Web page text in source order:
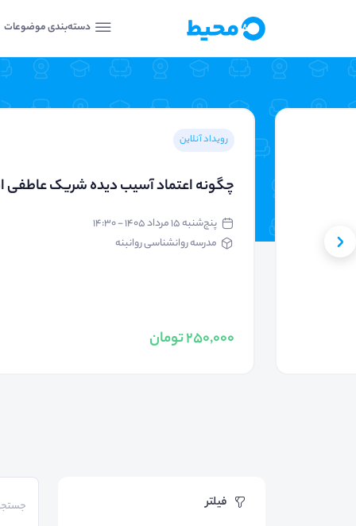
دسته‌بندی موضوعات
رویداد آنلاین
چگونه اعتماد آسیب دیده شریک عاطفی
پنج‌شنبه ۱۵ مرداد ۱۴۰۵ - ۱۴:۳۰
مدرسه روانشناسی روانبنه
250,000 تومان
فیلتر